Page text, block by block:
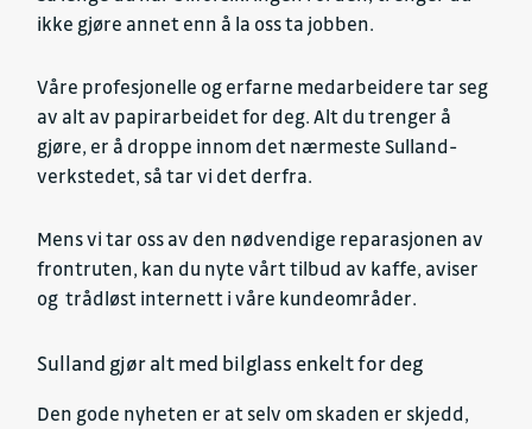
ikke gjøre annet enn å la oss ta jobben.
Våre profesjonelle og erfarne medarbeidere tar seg
av alt av papirarbeidet for deg. Alt du trenger å
gjøre, er å droppe innom det nærmeste Sulland-
verkstedet, så tar vi det derfra.
Mens vi tar oss av den nødvendige reparasjonen av
frontruten, kan du nyte vårt tilbud av kaffe, aviser
og trådløst internett i våre kundeområder.
Sulland gjør alt med bilglass enkelt for deg
Den gode nyheten er at selv om skaden er skjedd,